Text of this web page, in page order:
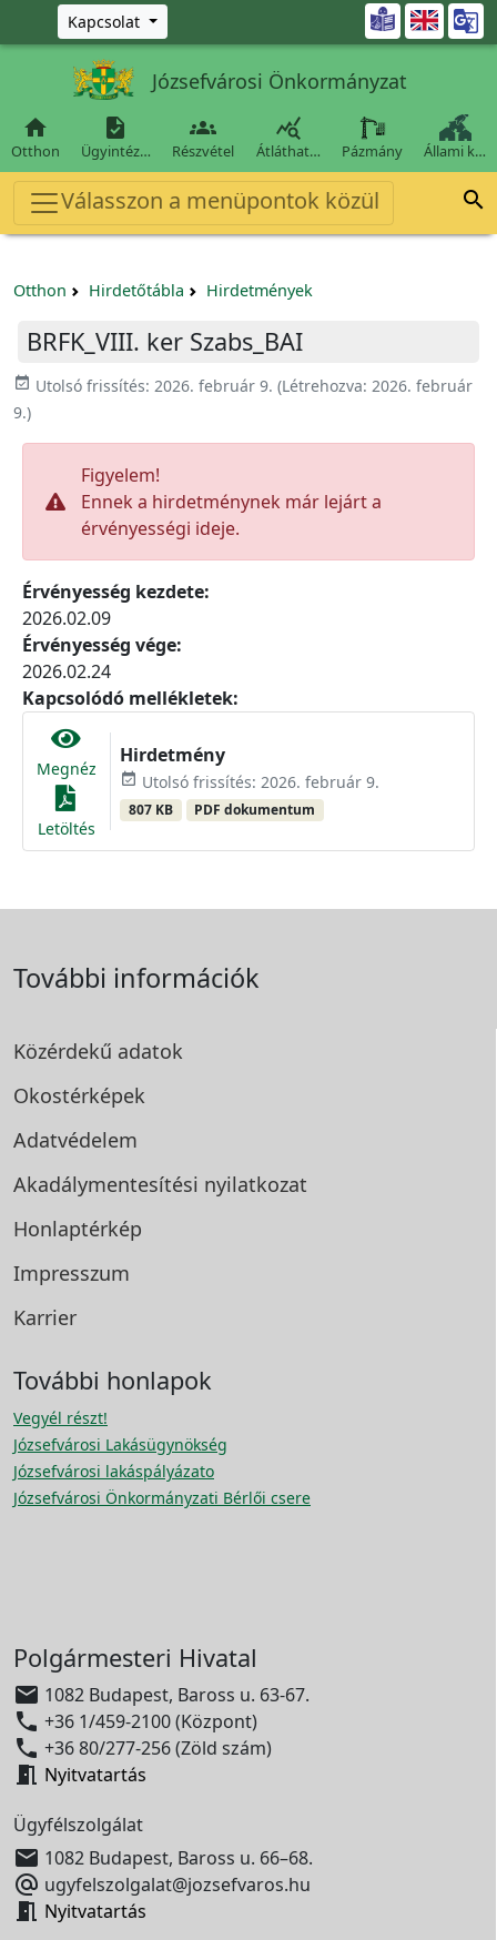
Ugrás a fő tartalomra
Kapcsolat 
Józsefvárosi Önkormányzat

Otthon

Ügyintéz…

Részvétel

Átláthat… Pázmány Állami k…
Válasszon a menüpontok közül 
Otthon Hirdetőtábla Hirdetmények
BRFK_VIII. ker Szabs_BAI
event_available Utolsó frissítés: 2026. február 9. (Létrehozva: 2026. február
9.)
Figyelem!
Ennek a hirdetménynek már lejárt a
érvényességi ideje.
Érvényesség kezdete:
2026.02.09
Érvényesség vége:
2026.02.24
Kapcsolódó mellékletek:
Megnéz
Letöltés
Hirdetmény
event_available Utolsó frissítés: 2026. február 9.
807 KB PDF dokumentum
További információk
Közérdekű adatok
Okostérképek
Adatvédelem
Akadálymentesítési nyilatkozat
Honlaptérkép
Impresszum
Karrier
További honlapok
Vegyél részt!
Józsefvárosi Lakásügynökség
Józsefvárosi lakáspályázato
Józsefvárosi Önkormányzati Bérlői csere
Polgármesteri Hivatal
 1082 Budapest, Baross u. 63-67.
 +36 1/459-2100 (Központ)
 +36 80/277-256 (Zöld szám)
 Nyitvatartás
Ügyfélszolgálat
 1082 Budapest, Baross u. 66–68.
 ugyfelszolgalat@jozsefvaros.hu
 Nyitvatartás